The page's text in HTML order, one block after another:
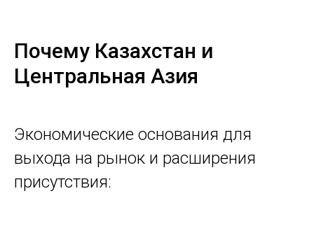
Почему Казахстан и
Центральная Азия
Экономические основания для
выхода на рынок и расширения
присутствия: